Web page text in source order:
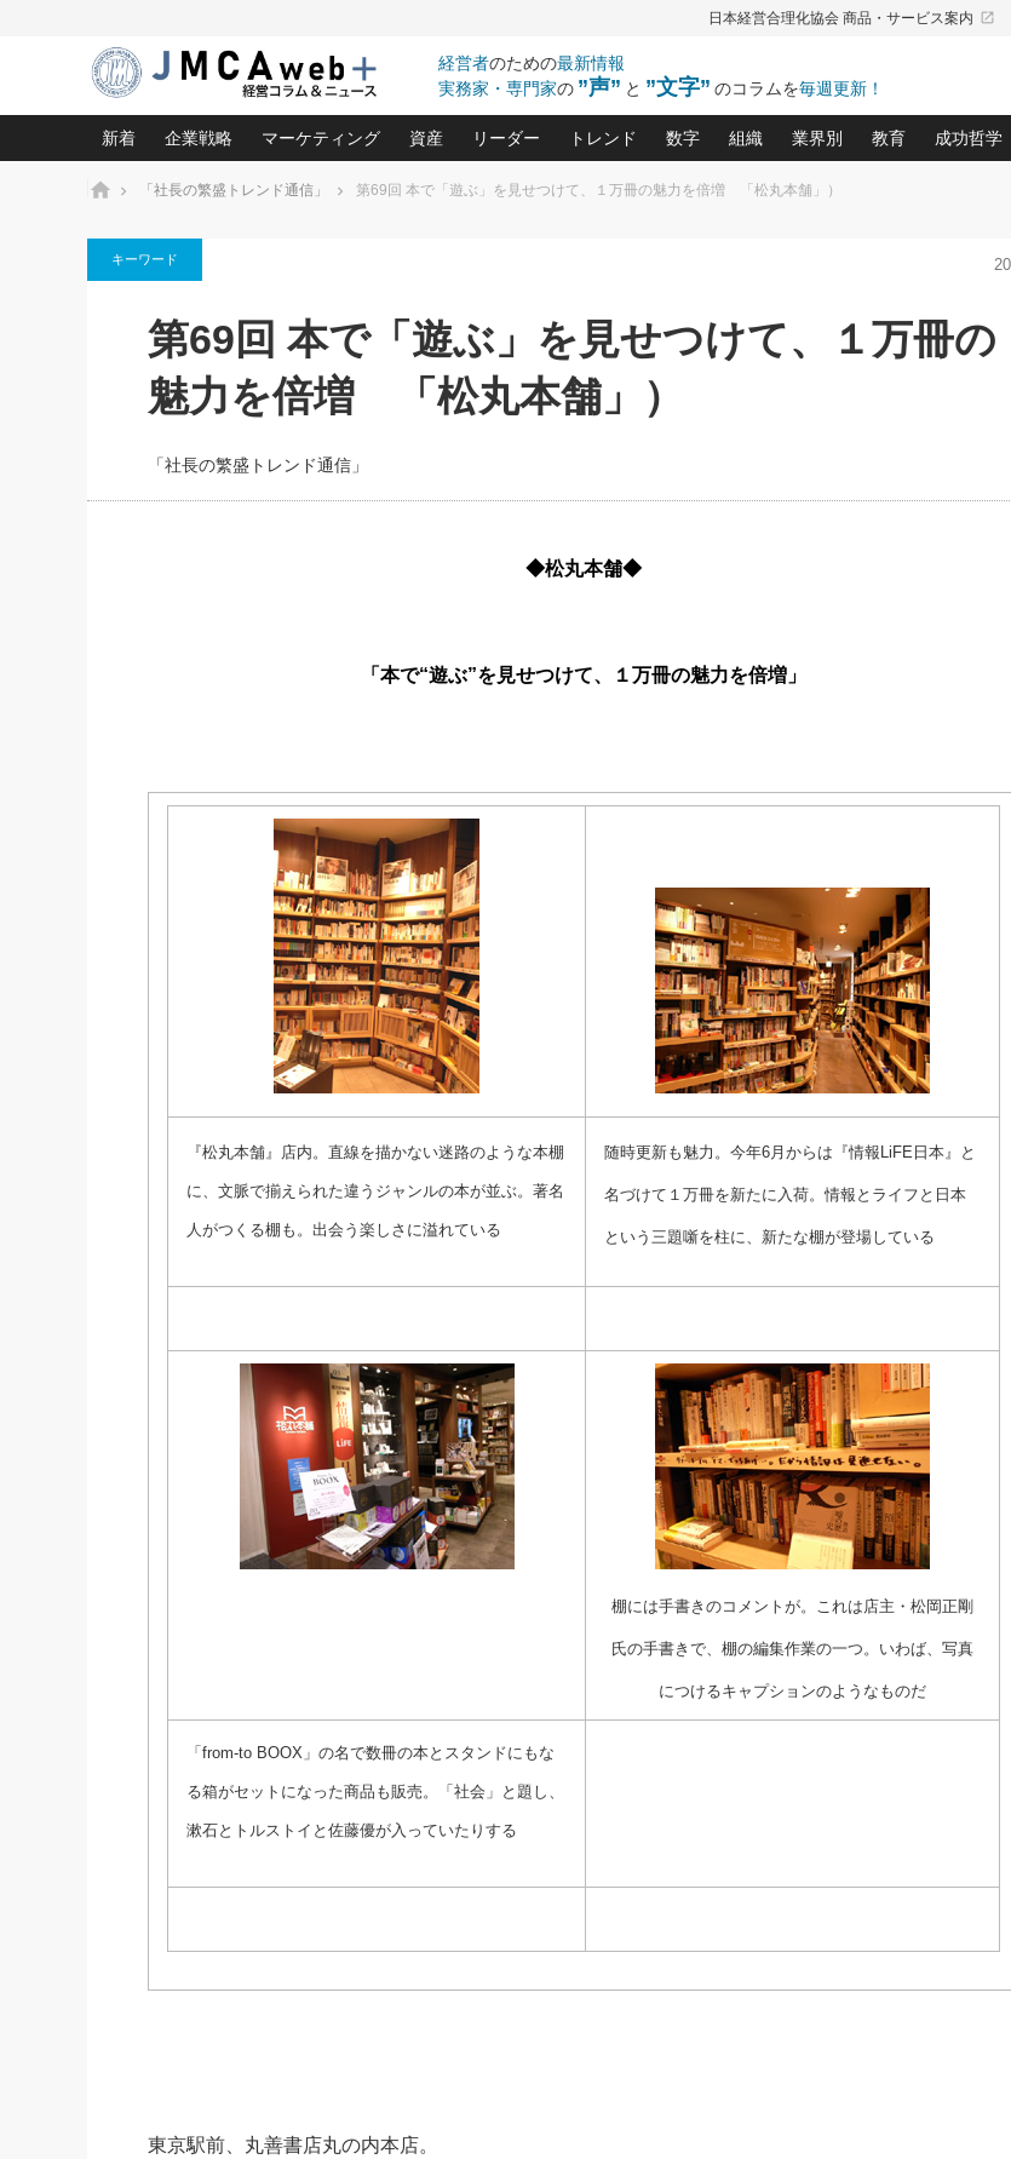
日本経営合理化協会 商品・サービス案内 launch
経営者のための最新情報
実務家・専門家の ”声” と ”文字” のコラムを毎週更新！
新着
朝礼・会議での「社長の３分間
日号）
2026.08.5
第109話 伝統的産品を21世紀
に生かし切る！
2026.08.5 2026.08.5
企業戦略
中小企業の「１位づくり」戦略(96)
利益を最大化する「業務改善」横田尚哉氏(5)
強い会社を築く ビジネス・クリニック(240)
日本レーザー「人を大切にしながら利益を上げる経営」の極意
(3)
武器としてのM&A入門(3)
社長のための“儲かる通販”戦略視点(151)
継続経営 百話百行(85)
マーケティング
ロングセラーの玉手箱(9)
大復活＆快進撃！ユニバーサルスタジオジャパンの成功要因と
は(5)
資産
中国経済の最新動向(204)
事業承継の前に、決めておきたい、知っておきたい、やってお
きたいコト(12)
会社と社長のための資産管理講座(95)
リーダー
ピョートル・F・グジバチの『経営戦略の新常識』(12)
指導者たる者かくあるべし(635)
朝礼・会議での「社長の３分間スピーチ」ネタ帳(159)
次もあなたにお願いしたいと思われる「一流の仕事術」(28)
社長の右腕をつくる 人と組織を動かす(200)
トレンド
北村森の「今月のヒット商品」(109)
次の売れ筋をつかむ術(102)
社長のメシの種 4.0(206)
数字
会社を守り抜くための緊急対策(100)
強い決算書の会社はココが違う！(36)
組織
職場の生産性を下げるハラスメン
賃金決定の定石(68)
業界別
大久保一彦の“流行る”お店
柿内幸夫─社長のための現
教育
あなただから
クレーム対応 実
クレーム対応の
東川鷹年の「
業績アップにつ
成功哲学
令和時
先人の
渡部昇
ホーム 「社長の繁盛トレンド通信」 第69回 本で「遊ぶ」を見せつけて、１万冊の魅力を倍増 「松丸本舗」）
キーワード
第69回 本で「遊ぶ」を見せつけて、１万冊の
魅力を倍増 「松丸本舗」）
「社長の繁盛トレンド通信」
◆松丸本舗◆
「本で“遊ぶ”を見せつけて、１万冊の魅力を倍増」
『松丸本舗』店内。直線を描かない迷路のような本棚
に、文脈で揃えられた違うジャンルの本が並ぶ。著名
人がつくる棚も。出会う楽しさに溢れている
随時更新も魅力。今年6月からは『情報LiFE日本』と
名づけて１万冊を新たに入荷。情報とライフと日本
という三題噺を柱に、新たな棚が登場している
棚には手書きのコメントが。これは店主・松岡正剛
氏の手書きで、棚の編集作業の一つ。いわば、写真
につけるキャプションのようなものだ
「from-to BOOX」の名で数冊の本とスタンドにもな
る箱がセットになった商品も販売。「社会」と題し、
漱石とトルストイと佐藤優が入っていたりする
東京駅前、丸善書店丸の内本店。